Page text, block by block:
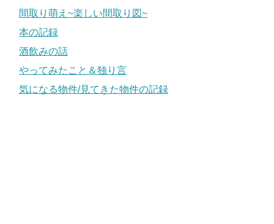
間取り萌え~楽しい間取り図~
本の記録
酒飲みの話
やってみたこと＆独り言
気になる物件/見てきた物件の記録